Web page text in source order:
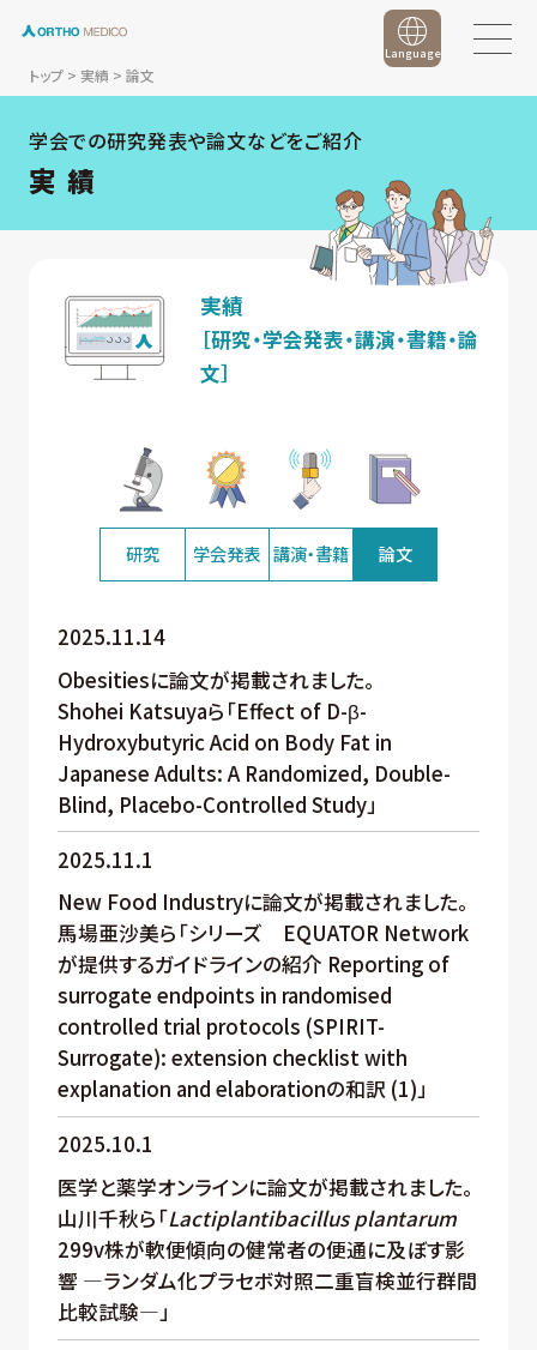
トップ> 実績 > 論文
Language
学会での研究発表や論文などをご紹介
実 績
実績
［研究・学会発表・講演・書籍・論
文］
研究 学会発表 講演・書籍 論文
2025.11.14
Obesitiesに論文が掲載されました。
Shohei Katsuyaら「Effect of D-β-
Hydroxybutyric Acid on Body Fat in
Japanese Adults: A Randomized, Double-
Blind, Placebo-Controlled Study」
2025.11.1
New Food Industryに論文が掲載されました。
馬場亜沙美ら「シリーズ EQUATOR Network
が提供するガイドラインの紹介 Reporting of
surrogate endpoints in randomised
controlled trial protocols (SPIRIT-
Surrogate): extension checklist with
explanation and elaborationの和訳 (1)」
2025.10.1
医学と薬学オンラインに論文が掲載されました。
山川千秋ら「Lactiplantibacillus plantarum
299v株が軟便傾向の健常者の便通に及ぼす影
響 ―ランダム化プラセボ対照二重盲検並行群間
比較試験―」